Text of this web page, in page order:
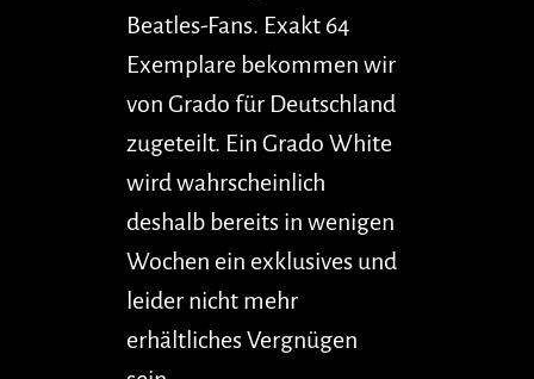
Beatles-Fans. Exakt 64
Exemplare bekommen wir
von Grado für Deutschland
zugeteilt. Ein Grado White
wird wahrscheinlich
deshalb bereits in wenigen
Wochen ein exklusives und
leider nicht mehr
erhältliches Vergnügen